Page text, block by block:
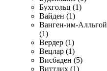
Бухгольц (1)
Вайден (1)
Ванген-им-Алльгой
(1)
Вердер (1)
Вецлар (1)
Висбаден (5)
Виттлих (1)